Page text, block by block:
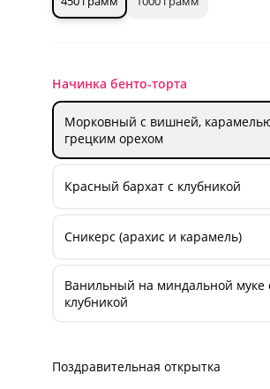
Начинка бенто-торта
Морковный с вишней,
грецким орехом
Красный бархат с клубникой
Сникерс (арахис и карамель)
Ванильный на миндальной муке
клубникой
Поздравительная открытка